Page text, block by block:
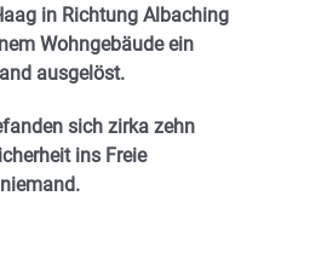
in Richtung Albaching
Wohngebäude ein
ausgelöst.
sich zirka zehn
ins Freie